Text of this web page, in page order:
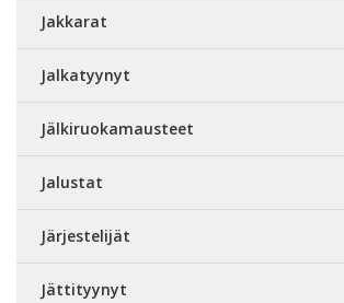
Jakkarat
Jalkatyynyt
Jälkiruokamausteet
Jalustat
Järjestelijät
Jättityynyt